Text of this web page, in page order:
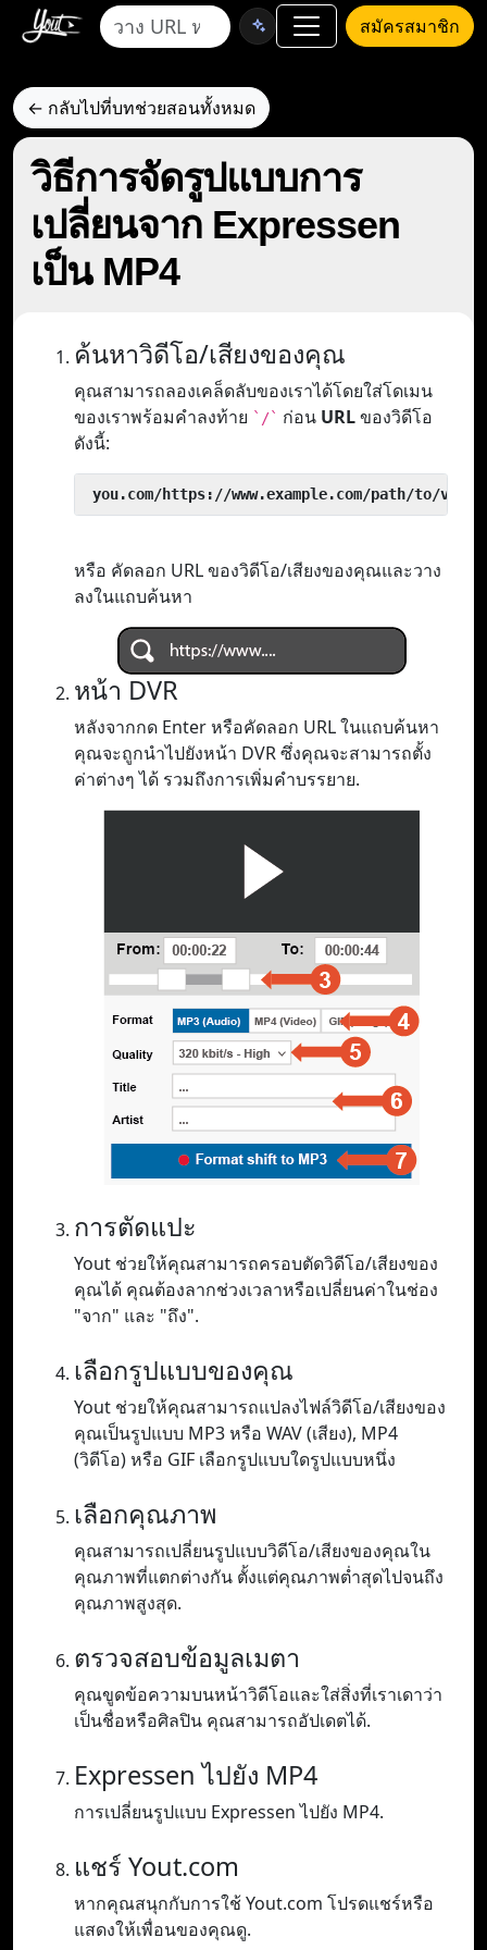
สมัครสมาชิก
← กลับไปที่บทช่วยสอนทั้งหมด
วิธีการจัดรูปแบบการ
เปลี่ยนจาก Expressen
เป็น MP4
ค้นหาวิดีโอ/เสียงของคุณ
คุณสามารถลองเคล็ดลับของเราได้โดยใส่โดเมน
ของเราพร้อมคำลงท้าย `/` ก่อน URLของวิดีโอ
ดังนี้:
you.com/https://www.example.com/path/to/video
หรือ คัดลอก URL ของวิดีโอ/เสียงของคุณและวาง
ลงในแถบค้นหา
หน้า DVR
หลังจากกด Enter หรือคัดลอก URL ในแถบค้นหา
คุณจะถูกนำไปยังหน้า DVR ซึ่งคุณจะสามารถตั้ง
ค่าต่างๆ ได้ รวมถึงการเพิ่มคำบรรยาย.
การตัดแปะ
Yout ช่วยให้คุณสามารถครอบตัดวิดีโอ/เสียงของ
คุณได้ คุณต้องลากช่วงเวลาหรือเปลี่ยนค่าในช่อง
"จาก" และ "ถึง".
เลือกรูปแบบของคุณ
Yout ช่วยให้คุณสามารถแปลงไฟล์วิดีโอ/เสียงของ
คุณเป็นรูปแบบ MP3 หรือ WAV (เสียง), MP4
(วิดีโอ) หรือ GIF เลือกรูปแบบใดรูปแบบหนึ่ง
เลือกคุณภาพ
คุณสามารถเปลี่ยนรูปแบบวิดีโอ/เสียงของคุณใน
คุณภาพที่แตกต่างกัน ตั้งแต่คุณภาพต่ำสุดไปจนถึง
คุณภาพสูงสุด.
ตรวจสอบข้อมูลเมตา
คุณขูดข้อความบนหน้าวิดีโอและใส่สิ่งที่เราเดาว่า
เป็นชื่อหรือศิลปิน คุณสามารถอัปเดตได้.
Expressen ไปยัง MP4
การเปลี่ยนรูปแบบ Expressen ไปยัง MP4.
แชร์ Yout.com
หากคุณสนุกกับการใช้ Yout.com โปรดแชร์หรือ
แสดงให้เพื่อนของคุณดู.